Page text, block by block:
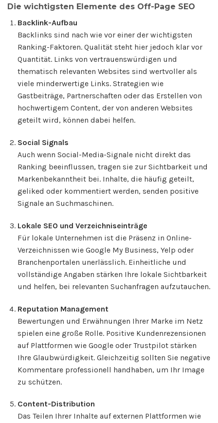
Die wichtigsten Elemente des Off-Page SEO
Backlink-Aufbau
Backlinks sind nach wie vor einer der wichtigsten
Ranking-Faktoren. Qualität steht hier jedoch klar vor
Quantität. Links von vertrauenswürdigen und
thematisch relevanten Websites sind wertvoller als
viele minderwertige Links. Strategien wie
Gastbeiträge, Partnerschaften oder das Erstellen von
hochwertigem Content, der von anderen Websites
geteilt wird, können dabei helfen.
Social Signals
Auch wenn Social-Media-Signale nicht direkt das
Ranking beeinflussen, tragen sie zur Sichtbarkeit und
Markenbekanntheit bei. Inhalte, die häufig geteilt,
geliked oder kommentiert werden, senden positive
Signale an Suchmaschinen.
Lokale SEO und Verzeichniseinträge
Für lokale Unternehmen ist die Präsenz in Online-
Verzeichnissen wie Google My Business, Yelp oder
Branchenportalen unerlässlich. Einheitliche und
vollständige Angaben stärken Ihre lokale Sichtbarkeit
und helfen, bei relevanten Suchanfragen aufzutauchen.
Reputation Management
Bewertungen und Erwähnungen Ihrer Marke im Netz
spielen eine große Rolle. Positive Kundenrezensionen
auf Plattformen wie Google oder Trustpilot stärken
Ihre Glaubwürdigkeit. Gleichzeitig sollten Sie negative
Kommentare professionell handhaben, um Ihr Image
zu schützen.
Content-Distribution
Das Teilen Ihrer Inhalte auf externen Plattformen wie